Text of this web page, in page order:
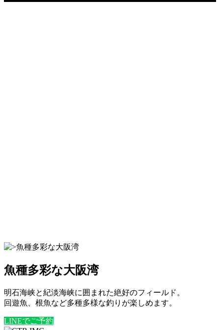
魚種多彩な大阪湾
明石海峡と紀淡海峡に囲まれた絶好のフィールド。
回遊魚、根魚など多種多様な釣りが楽しめます。
LINEでご予約